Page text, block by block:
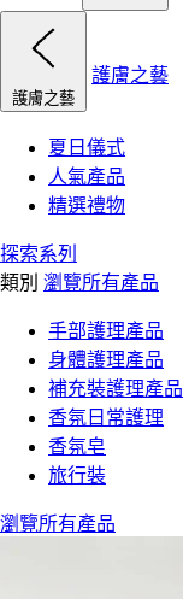
護膚之藝
護膚之藝
夏日儀式
人氣產品
精選禮物
探索系列
類別 瀏覽所有產品
手部護理產品
身體護理產品
補充裝護理產品
香氛日常護理
香氛皂
旅行裝
瀏覽所有產品